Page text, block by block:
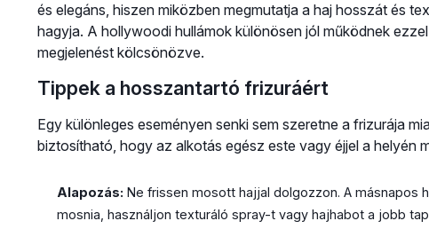
és elegáns, hiszen miközben megmutatja a haj hosszát és
hagyja. A hollywoodi hullámok különösen jól működnek
megjelenést kölcsönözve.
Tippek a hosszantartó frizuráért
Egy különleges eseményen senki sem szeretne a frizurája
biztosítható, hogy az alkotás egész este vagy éjjel a helyén
Alapozás: Ne frissen mosott hajjal dolgozzon. A másnapos
mosnia, használjon texturáló spray-t vagy hajhabot a jobb